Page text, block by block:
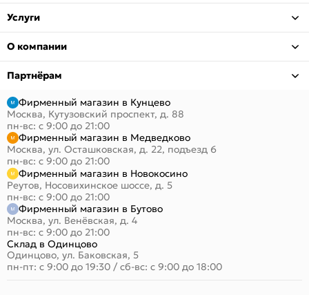
Услуги
О компании
Партнёрам
Фирменный магазин в Кунцево
Москва, Кутузовский проспект, д. 88
пн-вс: с 9:00 до 21:00
Фирменный магазин в Медведково
Москва, ул. Осташковская, д. 22, подъезд 6
пн-вс: с 9:00 до 21:00
Фирменный магазин в Новокосино
Реутов, Носовихинское шоссе, д. 5
пн-вс: с 9:00 до 21:00
Фирменный магазин в Бутово
Москва, ул. Венёвская, д. 4
пн-вс: с 9:00 до 21:00
Склад в Одинцово
Одинцово, ул. Баковская, 5
пн-пт: с 9:00 до 19:30 / сб-вс: с 9:00 до 18:00